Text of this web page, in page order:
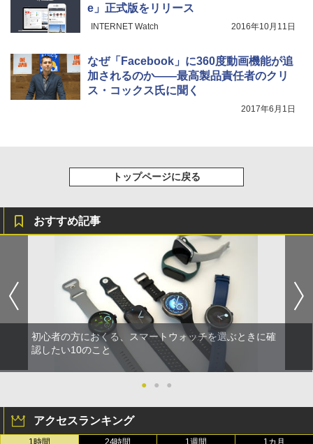
e」正式版をリリース
INTERNET Watch 2016年10月11日
なぜ「Facebook」に360度動画機能が追
加されるのか――最高製品責任者のクリ
ス・コックス氏に聞く
2017年6月1日
トップページに戻る
おすすめ記事
初心者の方におくる、スマートウォッチを選ぶときに確
認したい10のこと
● ● ●
アクセスランキング
1時間 24時間 1週間 1カ月